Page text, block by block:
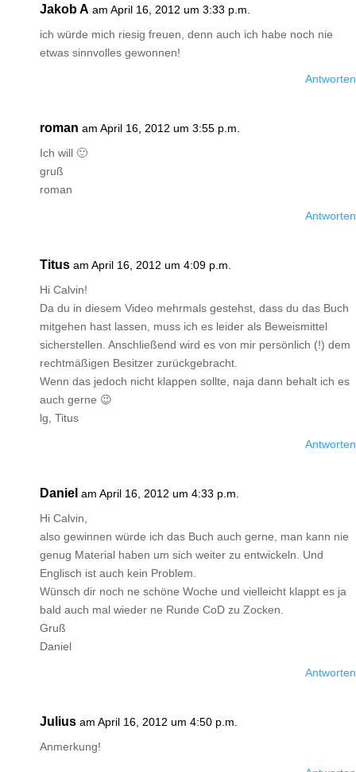
Jakob A am April 16, 2012 um 3:33 p.m.
ich würde mich riesig freuen, denn auch ich habe noch nie
etwas sinnvolles gewonnen!
Antworten
roman am April 16, 2012 um 3:55 p.m.
Ich will 🙂
gruß
roman
Antworten
Titus am April 16, 2012 um 4:09 p.m.
Hi Calvin!
Da du in diesem Video mehrmals gestehst, dass du das Buch
mitgehen hast lassen, muss ich es leider als Beweismittel
sicherstellen. Anschließend wird es von mir persönlich (!) dem
rechtmäßigen Besitzer zurückgebracht.
Wenn das jedoch nicht klappen sollte, naja dann behalt ich es
auch gerne 😉
lg, Titus
Antworten
Daniel am April 16, 2012 um 4:33 p.m.
Hi Calvin,
also gewinnen würde ich das Buch auch gerne, man kann nie
genug Material haben um sich weiter zu entwickeln. Und
Englisch ist auch kein Problem.
Wünsch dir noch ne schöne Woche und vielleicht klappt es ja
bald auch mal wieder ne Runde CoD zu Zocken.
Gruß
Daniel
Antworten
Julius am April 16, 2012 um 4:50 p.m.
Anmerkung!